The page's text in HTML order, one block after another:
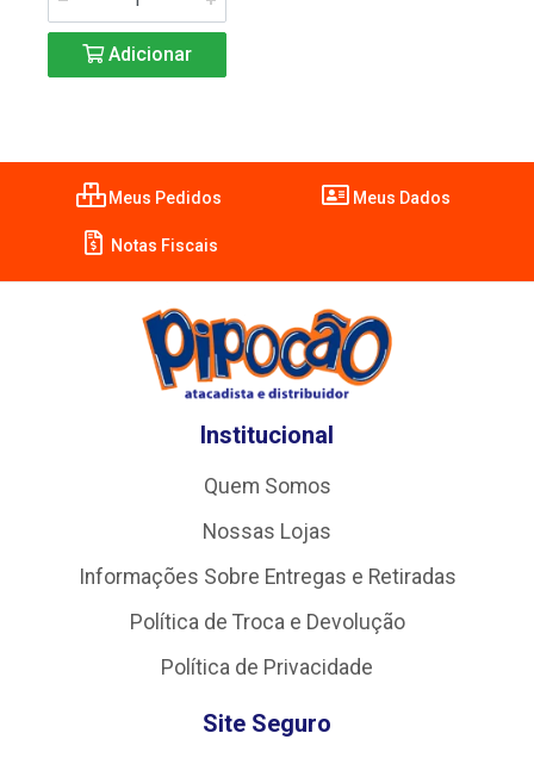
Adicionar
Meus Pedidos Meus Dados
Notas Fiscais
Institucional
Quem Somos
Nossas Lojas
Informações Sobre Entregas e Retiradas
Política de Troca e Devolução
Política de Privacidade
Site Seguro